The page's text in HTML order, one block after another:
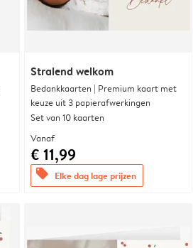
Stralend welkom
Bedankkaarten | Premium kaart met
keuze uit 3 papierafwerkingen
Set van 10 kaarten
Vanaf
€ 11,99
offers Elke dag lage prijzen